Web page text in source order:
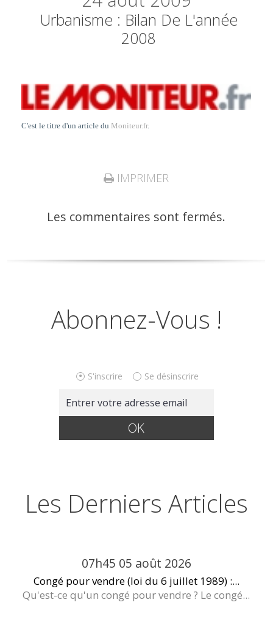
Urbanisme : Bilan De L'année
2008
C'est le titre d'un article du Moniteur.fr.
IMPRIMER
Les commentaires sont fermés.
Abonnez-Vous !
S'inscrire Se désinscrire
Les Derniers Articles
07h45 05 août 2026
Congé pour vendre (loi du 6 juillet 1989) :...
Qu'est-ce qu'un congé pour vendre ? Le congé...